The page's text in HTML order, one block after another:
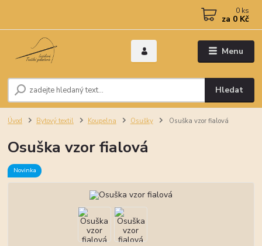
Menu
Hledat
0 ks
za 0 Kč
Úvod Bytový textil Koupelna Osušky Osuška vzor fialová
Osuška vzor fialová
Novinka